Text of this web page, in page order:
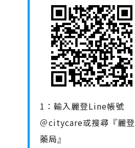
1：輸入麗登Line帳號
＠citycare或搜尋『麗登
藥局』